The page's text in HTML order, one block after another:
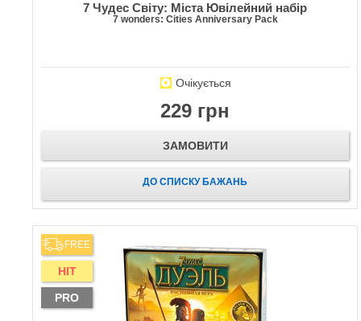
7 Чудес Світу: Міста Ювілейний набір
7 wonders: Cities Anniversary Pack
Очікується
229 грн
ЗАМОВИТИ
ДО СПИСКУ БАЖАНЬ
FREE
HIT
PRO